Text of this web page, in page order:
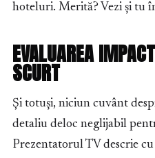
hoteluri. Merită? Vezi și tu
EVALUAREA
SCURT
Și totuși, niciun cuvânt
detaliu deloc neglijabil
Prezentatorul TV descrie